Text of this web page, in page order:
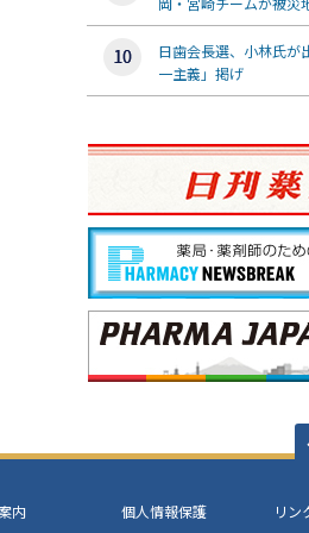
日歯会長選、小林氏
一主義」掲げ
内 個人情報保護
リン